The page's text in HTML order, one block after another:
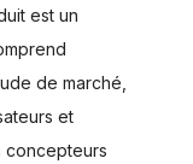
est un
de marché,
et
concepteurs